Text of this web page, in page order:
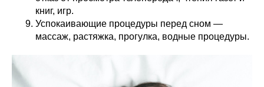
книг, игр.
Успокаивающие процедуры перед сном —
массаж, растяжка, прогулка, водные процедуры.